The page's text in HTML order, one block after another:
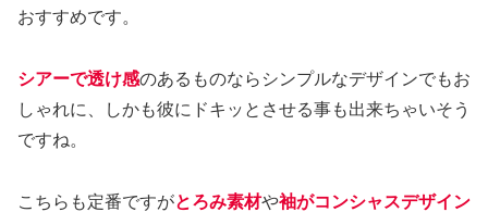
おすすめです。
シアーで透け感のあるものならシンプルなデザインでもお
しゃれに、しかも彼にドキッとさせる事も出来ちゃいそう
ですね。
こちらも定番ですがとろみ素材や袖がコンシャスデザイン